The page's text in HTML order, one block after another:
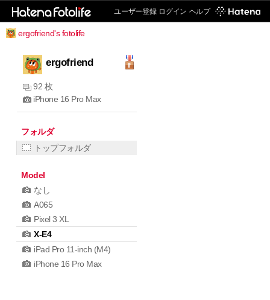
ユーザー登録 ログイン ヘルプ
ergofriend's fotolife
ergofriend
92 枚
iPhone 16 Pro Max
フォルダ
トップフォルダ
Model
なし
A065
Pixel 3 XL
X-E4
iPad Pro 11-inch (M4)
iPhone 16 Pro Max